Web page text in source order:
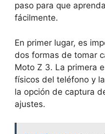
paso para que
fácilmente.
En primer lugar, es
dos formas de tomar
Moto Z 3. La primera
físicos del teléfono y
la opción de captura
ajustes.